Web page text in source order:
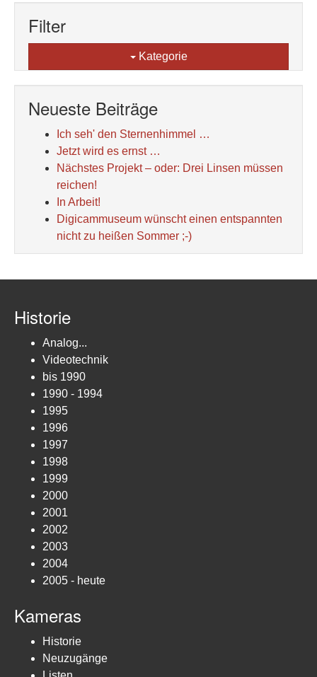
Filter
Kategorie
Neueste Beiträge
Ich seh' den Sternenhimmel …
Jetzt wird es ernst …
Nächstes Projekt – oder: Drei Linsen müssen
reichen!
In Arbeit!
Digicammuseum wünscht einen entspannten
nicht zu heißen Sommer ;-)
Historie
Analog...
Videotechnik
bis 1990
1990 - 1994
1995
1996
1997
1998
1999
2000
2001
2002
2003
2004
2005 - heute
Kameras
Historie
Neuzugänge